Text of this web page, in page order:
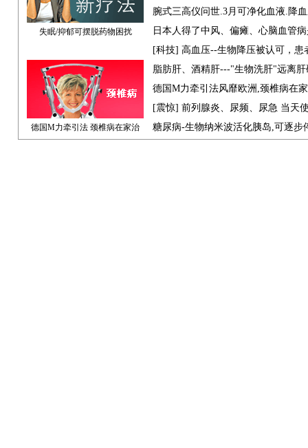
失眠/抑郁可摆脱药物困扰
腕式三高仪问世.3月可净化血液.降
日本人得了中风、偏瘫、心脑血管
[科技] 高血压--生物降压被认可，患
德国M力牵引法 颈椎病在家治
脂肪肝、酒精肝---"生物洗肝"远离肝
德国M力牵引法风靡欧洲,颈椎病在
[震惊] 前列腺炎、尿频、尿急 当天
糖尿病-生物纳米波活化胰岛,可逐步